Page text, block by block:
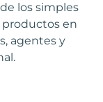
los simples
productos en
agentes y